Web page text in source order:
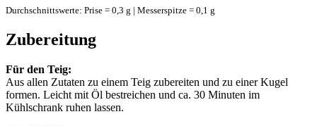
Durchschnittswerte: Prise = 0,3 g | Messerspitze = 0,1 g
Zubereitung
Für den Teig:
Aus allen Zutaten zu einem Teig zubereiten und zu einer Kugel
formen. Leicht mit Öl bestreichen und ca. 30 Minuten im
Kühlschrank ruhen lassen.